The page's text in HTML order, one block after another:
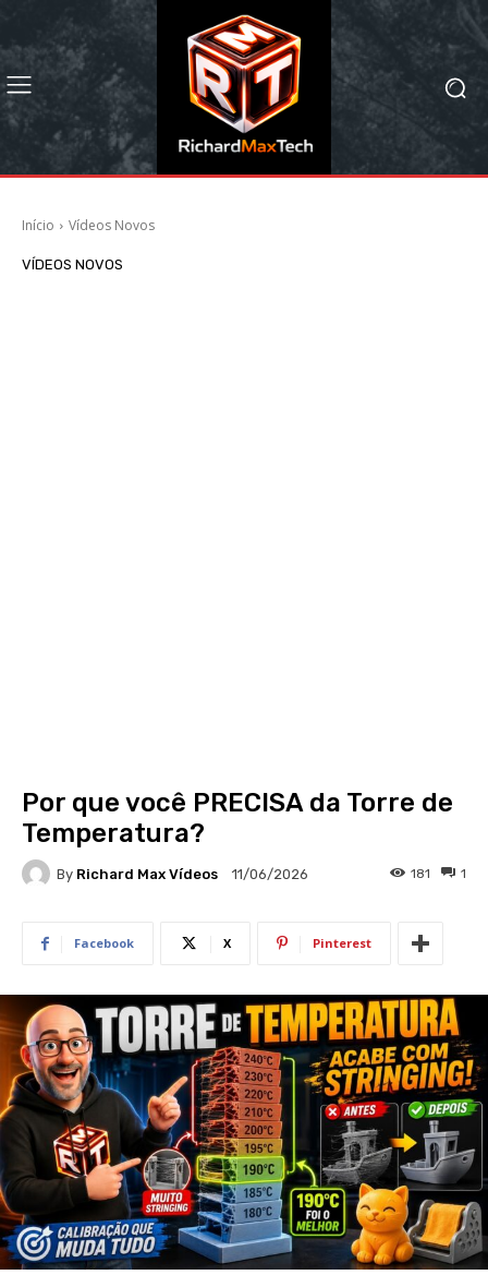
Início Vídeos Novos
VÍDEOS NOVOS
Por que você PRECISA da Torre de
Temperatura?
By Richard Max Vídeos 11/06/2026 1
181
Facebook X Pinterest